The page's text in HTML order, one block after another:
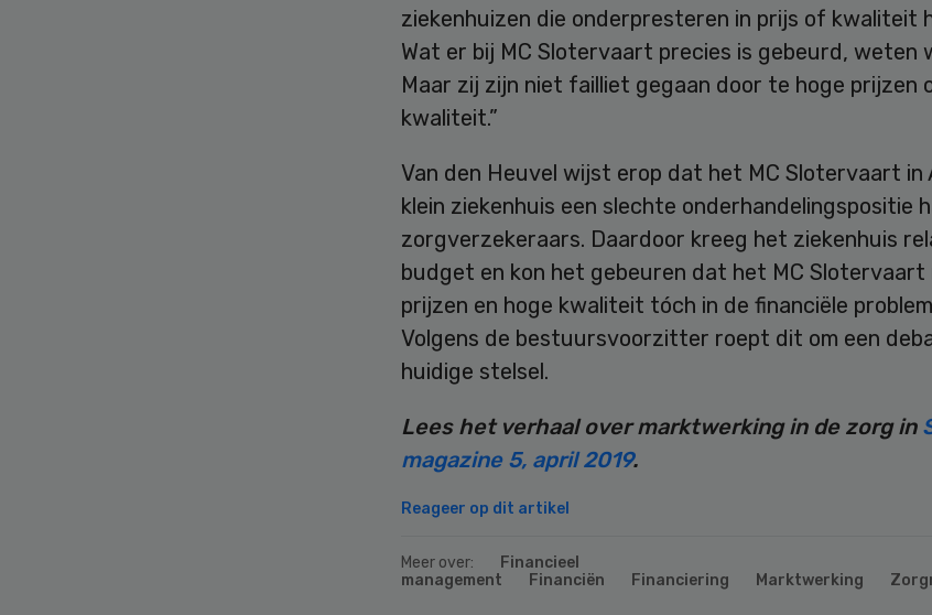
ziekenhuizen die onderpresteren in prijs of kwaliteit
Wat er bij MC Slotervaart precies is gebeurd, weten
Maar zij zijn niet failliet gegaan door te hoge prijzen
kwaliteit.”
Van den Heuvel wijst erop dat het MC Slotervaart in
klein ziekenhuis een slechte onderhandelingspositie
zorgverzekeraars. Daardoor kreeg het ziekenhuis
budget en kon het gebeuren dat het MC Slotervaart
prijzen en hoge kwaliteit tóch in de financiële
Volgens de bestuursvoorzitter roept dit om een
huidige stelsel.
Lees het verhaal over marktwerking in de zorg in
magazine 5, april 2019.
Reageer op dit artikel
Meer over:
Financieel
management
Financiën Financiering Marktwerking